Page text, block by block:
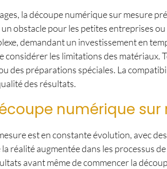
la découpe numérique sur mesure
obstacle pour les petites entreprises
demandant un investissement en
considérer les limitations des
des préparations spéciales. La
des résultats.
numérique sur
est en constante évolution, avec
la réalité augmentée dans les
avant même de commencer la